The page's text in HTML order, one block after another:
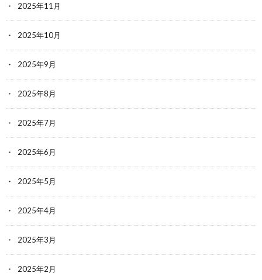
2025年11月
2025年10月
2025年9月
2025年8月
2025年7月
2025年6月
2025年5月
2025年4月
2025年3月
2025年2月